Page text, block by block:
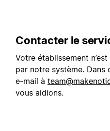
Contacter le
Votre établissement
par notre système. Dans
e-mail à
vous aidions.